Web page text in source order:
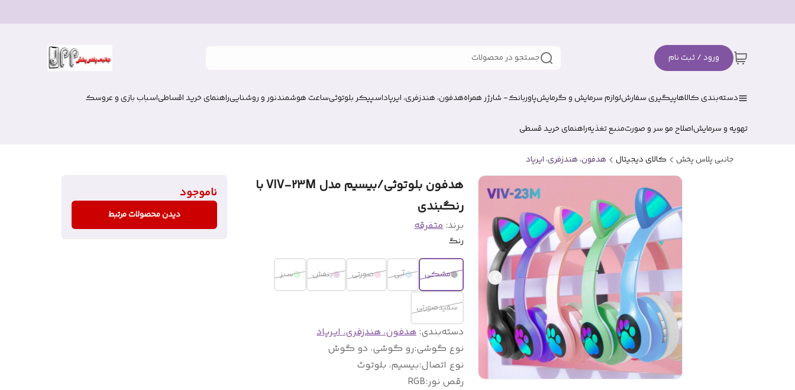
ورود / ثبت نام جستجو در محصولات
دسته‌بندی کالاهاپیگیری سفارشلوازم سرمایش و گرمایشپاوربانک- شارژر همراههدفون، هندزفری، ایرپاداسپیکر بلوتوثیساعت هوشمندنور و روشناییراهنمای خرید اقساطیاسباب بازی و عروسک
تهویه و سرمایشاصلاح مو سر و صورتمنبع تغذیهراهنمای خرید قسطی
جانبی پلاس پخش کالای دیجیتال هدفون، هندزفری، ایرپاد
هدفون بلوتوثی/بیسیم مدل VIV-23M با
رنگبندی
برند:متفرقه
رنگ
مشکی آبی صورتی بنفش سبز
سفیدصورتی
دسته‌بندی:هدفون، هندزفری، ایرپاد
نوع گوشی:رو گوشی، دو گوش
نوع اتصال:بیسیم، بلوتوث
رقص نور:
RGB
ناموجود
دیدن محصولات مرتبط